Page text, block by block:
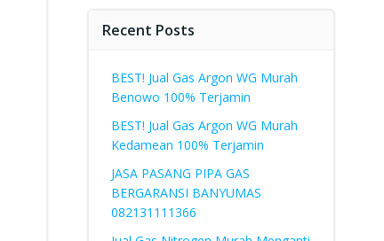
Recent Posts
BEST! Jual Gas Argon WG Murah
Benowo 100% Terjamin
BEST! Jual Gas Argon WG Murah
Kedamean 100% Terjamin
JASA PASANG PIPA GAS
BERGARANSI BANYUMAS
082131111366